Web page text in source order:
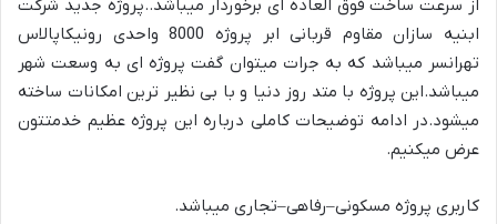
از سرعت ساخت فوق العاده ای برخوردار میباشد..پروژه جدید شرکت
ابنیه سازان مقاوم قربانی ابر پروژه 8000 واحدی رونیکاپالاس
تهرانسر میباشد که به جرات میتوان گفت پروژه ای به وسعت شهر
میباشد.این پروژه با متد روز دنیا و با بی نظیر ترین امکانات ساخته
میشود.در ادامه توضیحات کاملی درباره این پروژه عظیم خدمتتون
عرض میکنیم.
کاربری پروژه مسکونی–رفاهی–تجاری میباشد.